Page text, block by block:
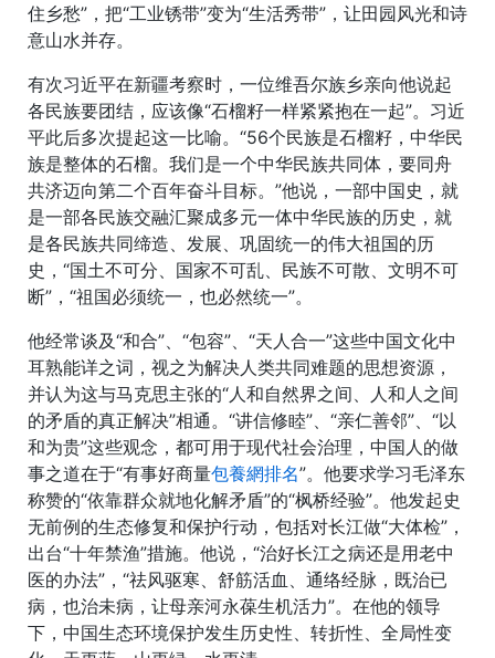
住乡愁”，把“工业锈带”变为“生活秀带”，让田园风光和诗
意山水并存。
有次习近平在新疆考察时，一位维吾尔族乡亲向他说起
各民族要团结，应该像“石榴籽一样紧紧抱在一起”。习近
平此后多次提起这一比喻。“56个民族是石榴籽，中华民
族是整体的石榴。我们是一个中华民族共同体，要同舟
共济迈向第二个百年奋斗目标。”他说，一部中国史，就
是一部各民族交融汇聚成多元一体中华民族的历史，就
是各民族共同缔造、发展、巩固统一的伟大祖国的历
史，“国土不可分、国家不可乱、民族不可散、文明不可
断”，“祖国必须统一，也必然统一”。
他经常谈及“和合”、“包容”、“天人合一”这些中国文化中
耳熟能详之词，视之为解决人类共同难题的思想资源，
并认为这与马克思主张的“人和自然界之间、人和人之间
的矛盾的真正解决”相通。“讲信修睦”、“亲仁善邻”、“以
和为贵”这些观念，都可用于现代社会治理，中国人的做
事之道在于“有事好商量包養網排名”。他要求学习毛泽东
称赞的“依靠群众就地化解矛盾”的“枫桥经验”。他发起史
无前例的生态修复和保护行动，包括对长江做“大体检”，
出台“十年禁渔”措施。他说，“治好长江之病还是用老中
医的办法”，“祛风驱寒、舒筋活血、通络经脉，既治已
病，也治未病，让母亲河永葆生机活力”。在他的领导
下，中国生态环境保护发生历史性、转折性、全局性变